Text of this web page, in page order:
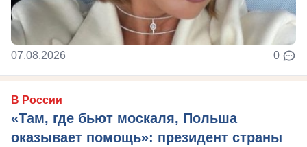
07.08.2026 0
В России
«Там, где бьют москаля, Польша
оказывает помощь»: президент страны